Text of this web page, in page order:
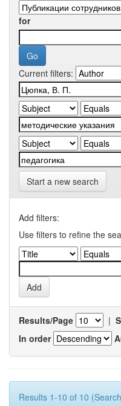
for
Current filters:
Start a new search
Add filters:
Use filters to refine the
Results/Page |
In order
Results 1-10 of 10